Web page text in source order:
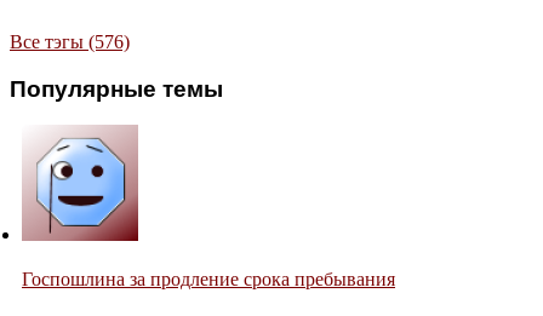
Все тэгы (576)
Популярные темы
Госпошлина за продление срока пребывания